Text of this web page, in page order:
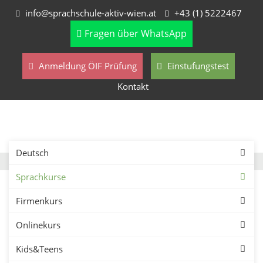
info@sprachschule-aktiv-wien.at +43 (1) 5222467
Fragen über WhatsApp
Anmeldung ÖIF Prüfung
Einstufungstest
Kontakt
Deutsch
Sprachkurse
Firmenkurs
Onlinekurs
Kids&Teens
Englisch-Abendkurse in